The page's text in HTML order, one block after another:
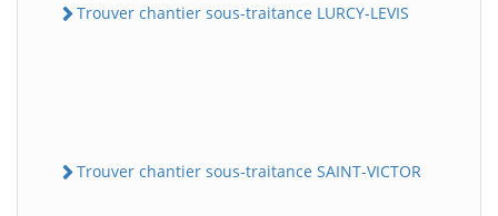
Trouver chantier sous-traitance LURCY-LEVIS
Trouver chantier sous-traitance SAINT-VICTOR